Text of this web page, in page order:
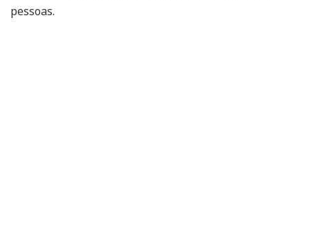
pessoas.